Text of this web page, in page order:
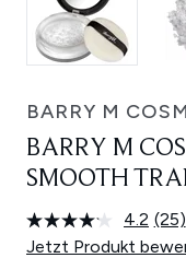
BARRY M
BARRY M
SMOOTH
4.2 25
(25)
Jetzt Produkt